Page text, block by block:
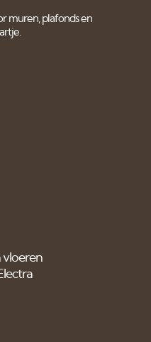
muren, plafonds en
vloeren